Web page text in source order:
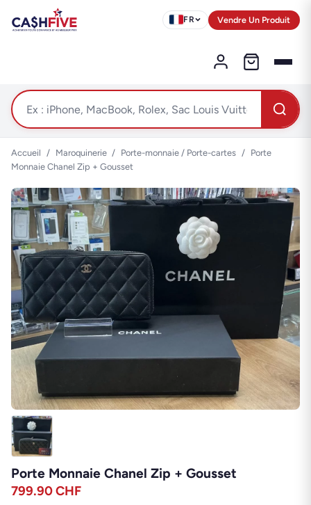
FR Vendre Un Produit
Accueil / Maroquinerie / Porte-monnaie / Porte-cartes /
Porte
Monnaie Chanel Zip + Gousset
Porte Monnaie Chanel Zip + Gousset
799.90CHF